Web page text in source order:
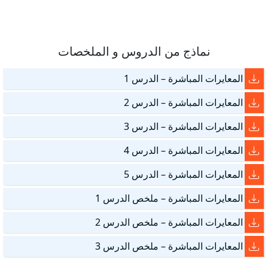
نماذج من الدروس و الملخصات
المعايرات المباشرة – الدرس 1
المعايرات المباشرة – الدرس 2
المعايرات المباشرة – الدرس 3
المعايرات المباشرة – الدرس 4
المعايرات المباشرة – الدرس 5
المعايرات المباشرة – ملخص الدرس 1
المعايرات المباشرة – ملخص الدرس 2
المعايرات المباشرة – ملخص الدرس 3